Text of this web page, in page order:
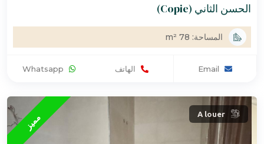
الحسن الثاني (Copie)
المساحة: 78 m²
الهاتف
مميز A louer